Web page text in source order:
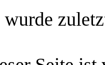
wurde